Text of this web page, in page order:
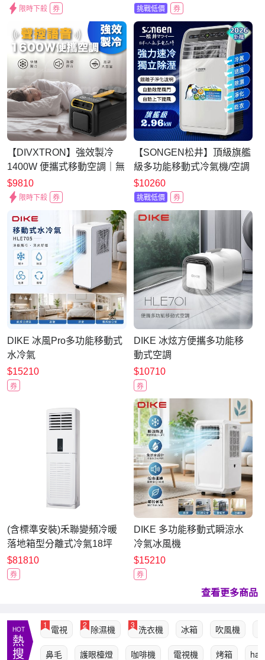
立扇)限時下殺 券
A819CH+14吋立扇)
挑戰低價 券
【DIVXTRON】強效製冷
1400W 便攜式移動空調｜無
需室外機 一體式冷氣｜戶外
車載家用手提微型冷氣機
$9810
限時下殺 券
【SONGEN松井】頂級旗艦
級多功能移動式冷氣機/空調
(SH-298CH)
$10260
挑戰低價 券
DIKE 冰風Pro多功能移動式
水冷氣
$15210
券
DIKE 冰炫方便攜多功能移
動式空調
$10710
券
(含標準安裝)禾聯變頻冷暖
落地箱型分離式冷氣18坪
HIS-SL112RH-HO-
SL112RH
$81810
券
DIKE 多功能移動式瞬涼水
冷氣冰風機
$15210
券
查看更多商品
HOT
熱
搜
1 電視 2 除濕機 3 洗衣機 冰箱 吹風機
鼻毛 護眼檯燈 咖啡機 電視機 烤箱